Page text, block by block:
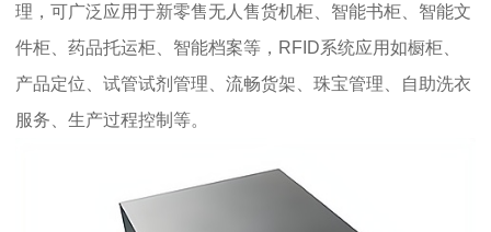
理，可广泛应用于新零售无人售货机柜、智能书柜、智能文
件柜、药品托运柜、智能档案等，RFID系统应用如橱柜、
产品定位、试管试剂管理、流畅货架、珠宝管理、自助洗衣
服务、生产过程控制等。